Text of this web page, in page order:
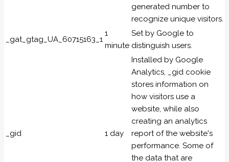
generated number to
recognize unique visitors.
_gat_gtag_UA_60715163_1
1
minute
Set by Google to
distinguish users.
_gid 1 day
Installed by Google
Analytics, _gid cookie
stores information on
how visitors use a
website, while also
creating an analytics
report of the website's
performance. Some of
the data that are